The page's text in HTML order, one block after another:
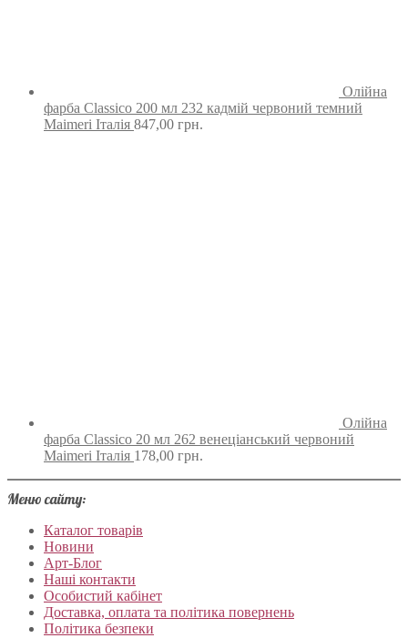
Олійна
фарба Classico 200 мл 232 кадмій червоний темний
Maimeri Італія 847,00 грн.
Олійна
фарба Classico 20 мл 262 венеціанський червоний
Maimeri Італія 178,00 грн.
Меню сайту:
Каталог товарів
Новини
Арт-Блог
Наші контакти
Особистий кабінет
Доставка, оплата та політика повернень
Політика безпеки